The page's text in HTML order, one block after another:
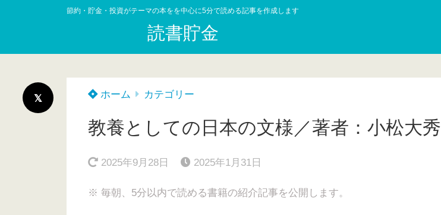
節約・貯金・投資がテーマの本をを中心に5分で読める記事を作成します
読書貯金
ホーム カテゴリー
教養としての日本の文様／著者：小松大秀
2025年9月28日 2025年1月31日
※ 毎朝、5分以内で読める書籍の紹介記事を公開します。